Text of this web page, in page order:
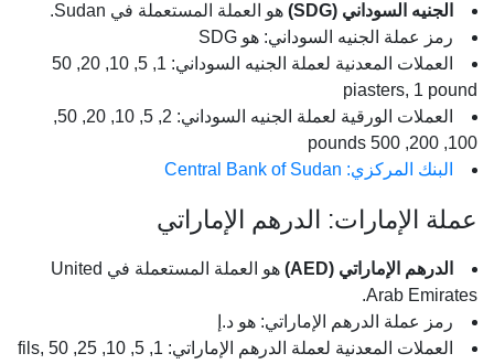
الجنيه السوداني (SDG)
هو العملة المستعملة في Sudan.
رمز عملة الجنيه السوداني: هو SDG
العملات المعدنية لعملة الجنيه السوداني: 1, 5, 10, 20, 50
piasters, 1 pound
العملات الورقية لعملة الجنيه السوداني: 2, 5, 10, 20, 50,
100, 200, 500 pounds
البنك المركزي: Central Bank of Sudan
عملة الإمارات: الدرهم الإماراتي
الدرهم الإماراتي (AED)
هو العملة المستعملة في United
Arab Emirates.
رمز عملة الدرهم الإماراتي: هو د.إ
العملات المعدنية لعملة الدرهم الإماراتي: 1, 5, 10, 25, 50 fils,